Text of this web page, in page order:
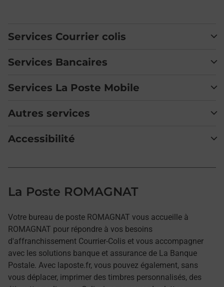
Services Courrier colis
Services Bancaires
Services La Poste Mobile
Autres services
Accessibilité
La Poste ROMAGNAT
Votre bureau de poste ROMAGNAT vous accueille à
ROMAGNAT pour répondre à vos besoins
d'affranchissement Courrier-Colis et vous accompagner
avec les solutions banque et assurance de La Banque
Postale. Avec laposte.fr, vous pouvez également, sans
vous déplacer, imprimer des timbres personnalisés, des